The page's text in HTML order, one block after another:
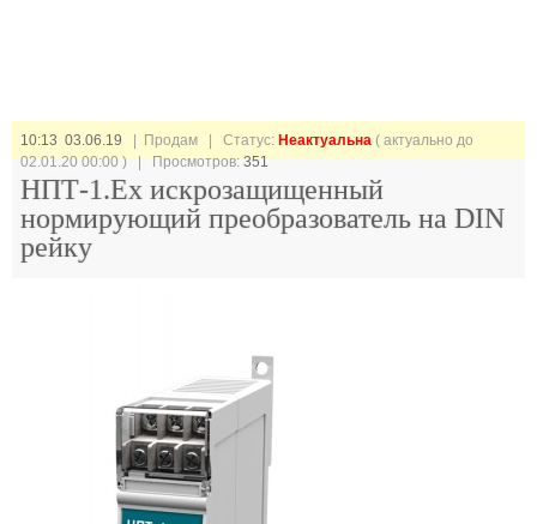
10:13 03.06.19 | Продам | Статус: Неактуальна ( актуально до
02.01.20 00:00 ) | Просмотров:351
НПТ-1.Ех искрозащищенный
нормирующий преобразователь на DIN
рейку